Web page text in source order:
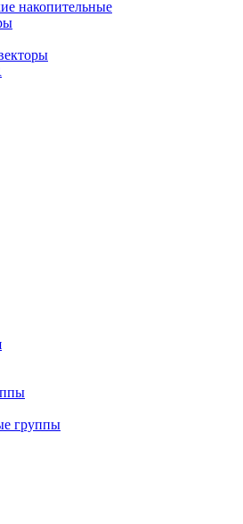
накопительные
группы